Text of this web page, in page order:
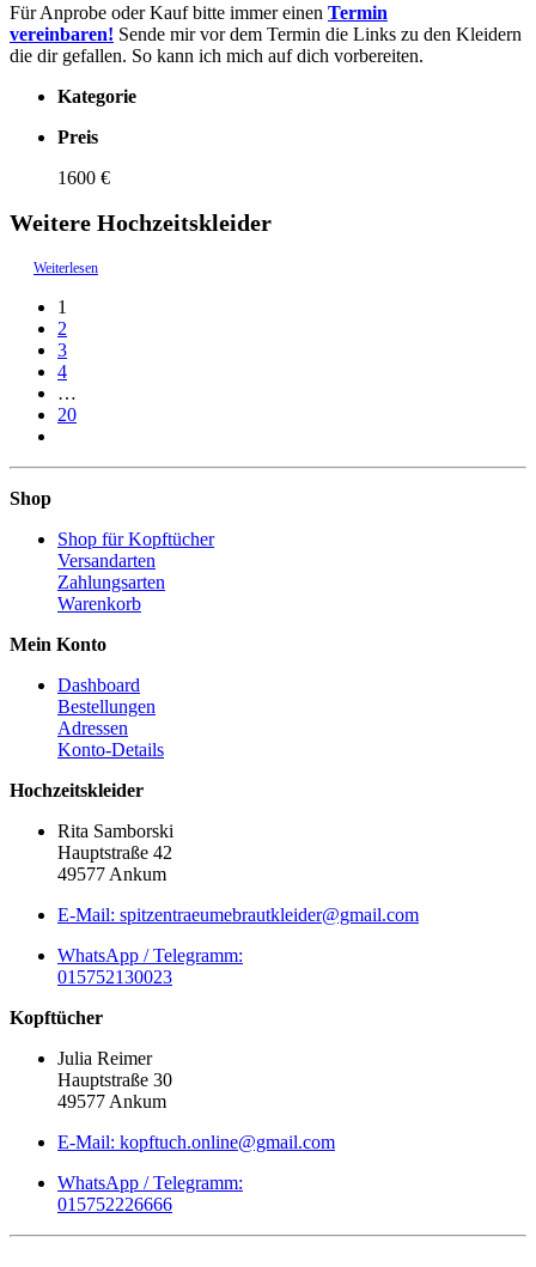
Für Anprobe oder Kauf bitte immer einen Termin
vereinbaren! Sende mir vor dem Termin die Links zu den Kleidern
die dir gefallen. So kann ich mich auf dich vorbereiten.
Kategorie
Preis
1600 €
Weitere Hochzeitskleider
Weiterlesen
1
2
3
4
…
20
Shop
Shop für Kopftücher
Versandarten
Zahlungsarten
Warenkorb
Mein Konto
Dashboard
Bestellungen
Adressen
Konto-Details
Hochzeitskleider
Rita Samborski
Hauptstraße 42
49577 Ankum
E-Mail: spitzentraeumebrautkleider@gmail.com
WhatsApp / Telegramm:
015752130023
Kopftücher
Julia Reimer
Hauptstraße 30
49577 Ankum
E-Mail: kopftuch.online@gmail.com
WhatsApp / Telegramm:
015752226666